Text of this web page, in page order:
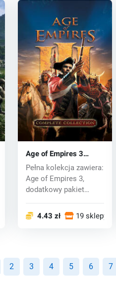
Age of Empires 3
Complete Collection
(PC) CD key
Pełna kolekcja zawiera:
Age of Empires 3,
dodatkowy pakiet
4.43 zł 19 sklepy
2 3 4 5 6 7